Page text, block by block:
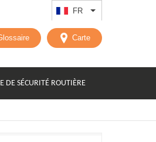
FR Lister les actions
Carte
DE SÉCURITÉ ROUTIÈRE